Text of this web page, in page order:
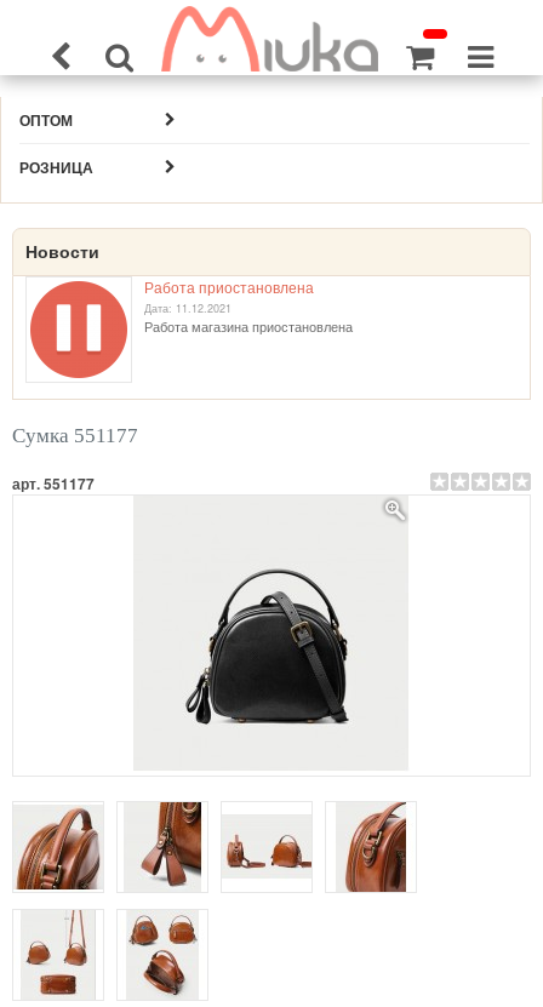
ОПТОМ
РОЗНИЦА
Новости
Работа приостановлена
Дата: 11.12.2021
Работа магазина приостановлена
Сумка 551177
арт. 551177